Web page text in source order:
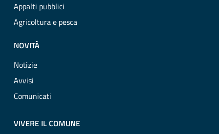
Appalti pubblici
Agricoltura e pesca
NOVITÀ
Notizie
Avvisi
Comunicati
VIVERE IL COMUNE